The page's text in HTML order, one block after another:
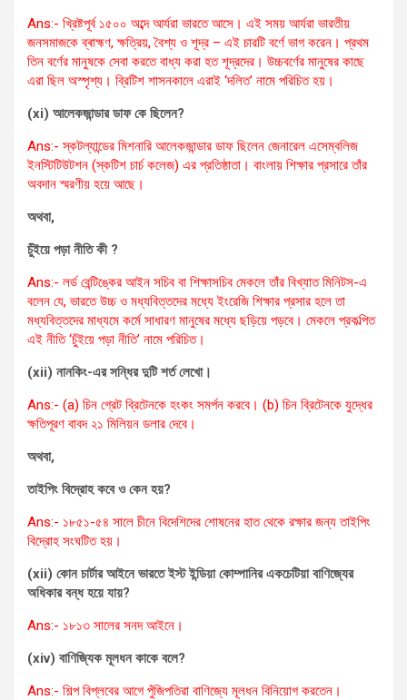
Ans:- খ্রিষ্টপূর্ব ১৫০০ অব্দে আর্যরা ভারতে আসে। এই সময় আর্যরা ভারতীয়
জনসমাজকে ব্ৰাহ্মণ, ক্ষত্রিয়, বৈশ্য ও শূদ্র – এই চারটি বর্ণে ভাগ করেন। প্রথম
তিন বর্ণের মানুষকে সেবা করতে বাধ্য করা হত শূদ্রদের। উচ্চবর্ণের মানুষের কাছে
এরা ছিল অস্পৃশ্য। ব্রিটিশ শাসনকালে এরাই ‘দলিত’ নামে পরিচিত হয়।
(xi) আলেকজান্ডার ডাফ কে ছিলেন‌?
Ans:- স্কটল্যান্ডের মিশনারি আলেকজান্ডার ডাফ ছিলেন জেনারেল এসেম্বলিজ
ইনস্টিটিউটশন (স্কটিশ চার্চ কলেজ) এর প্রতিষ্ঠাতা। বাংলায় শিক্ষার প্রসারে তাঁর
অবদান স্মরণীয় হয়ে আছে।
অথবা,
চুঁইয়ে পড়া নীতি কী ?
Ans:- লর্ড বেন্টিঙ্কের আইন সচিব বা শিক্ষাসচিব মেকলে তাঁর বিখ্যাত মিনিটস-এ
বলেন যে, ভারতে উচ্চ ও মধ্যবিত্তদের মধ্যে ইংরেজি শিক্ষার প্রসার হলে তা
মধ্যবিত্তদের মাধ্যমে কর্মে সাধারণ মানুষের মধ্যে ছড়িয়ে পড়বে। মেকলে প্রকল্পিত
এই নীতি ‘চুঁইয়ে পড়া নীতি’ নামে পরিচিত।
(xii) নানকিং-এর সন্ধির দুটি শর্ত লেখো।
Ans:- (a) চিন গ্রেট ব্রিটেনকে হংকং সমর্পন করবে। (b) চিন ব্রিটেনকে যুদ্ধের
ক্ষতিপূরণ বাবদ ২১ মিলিয়ন ডলার দেবে।
অথবা,
তাইপিং বিদ্রোহ কবে ও কেন হয়?
Ans:- ১৮৫১-৫৪ সালে চীনে বিদেশিদের শোষনের হাত থেকে রক্ষার জন্য তাইপিং
বিদ্রোহ সংঘটিত হয়।
(xii) কোন চার্টার আইনে ভারতে ইস্ট ইন্ডিয়া কোম্পানির একচেটিয়া বাণিজ্যের
অধিকার বন্ধ হয়ে যায়?
Ans:- ১৮১৩ সালের সনদ আইনে।
(xiv) বাণিজ্যিক মূলধন কাকে বলে?
Ans:- শিল্প বিপ্লবের আগে পুঁজিপতিরা বাণিজ্যে মূলধন বিনিয়োগ করতেন।